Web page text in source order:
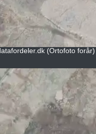
(Ortofoto forår)